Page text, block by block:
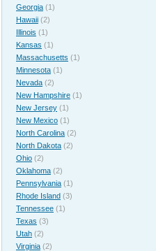
Georgia (1)
Hawaii (2)
Illinois (1)
Kansas (1)
Massachusetts (1)
Minnesota (1)
Nevada (2)
New Hampshire (1)
New Jersey (1)
New Mexico (1)
North Carolina (2)
North Dakota (2)
Ohio (2)
Oklahoma (2)
Pennsylvania (1)
Rhode Island (3)
Tennessee (1)
Texas (3)
Utah (2)
Virginia (2)